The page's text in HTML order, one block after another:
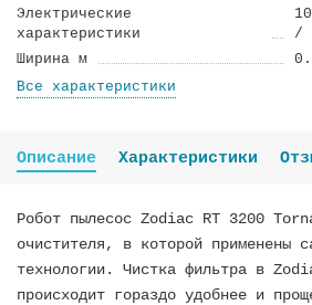
Электрические
характеристики
/
Ширина м
Все характеристики
Описание Характеристики
Робот пылесос Zodiac RT 3200
очистителя, в которой применены
технологии. Чистка фильтра в
происходит гораздо удобнее и